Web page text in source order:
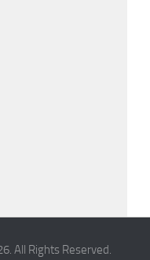
All Rights Reserved.